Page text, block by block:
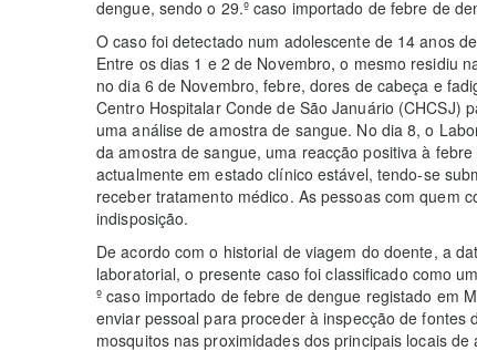
dengue, sendo o 29.º caso importado de febre de
O caso foi detectado num adolescente de 14 anos
Entre os dias 1 e 2 de Novembro, o mesmo residiu
no dia 6 de Novembro, febre, dores de cabeça e
Centro Hospitalar Conde de São Januário (CHCSJ)
uma análise de amostra de sangue. No dia 8, o
da amostra de sangue, uma reacção positiva à
actualmente em estado clínico estável, tendo-se
receber tratamento médico. As pessoas com quem
indisposição.
De acordo com o historial de viagem do doente, a
laboratorial, o presente caso foi classificado como
º caso importado de febre de dengue registado em
enviar pessoal para proceder à inspecção de fontes
mosquitos nas proximidades dos principais locais